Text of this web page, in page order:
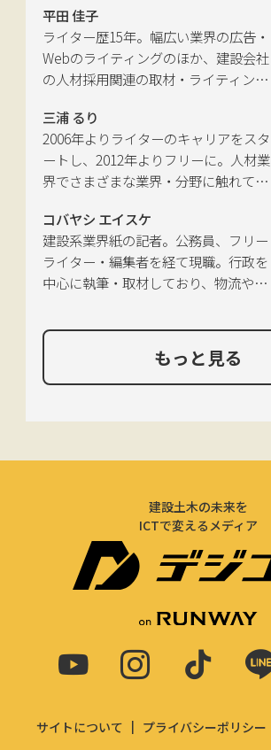
共交通部会」、「MaaS関連データ検
討会」、SIP第2期自動運転（システム
とサービスの拡張）ピアレビュー委員
会などの委員を歴任。
どの執筆を中心に、ジャンルを問わず
活動。四国にある築100年の実家をど
う生かすかが長年の悩み。
平田 佳子
ライター歴15年。幅広い業界の広告・
Webのライティングのほか、建設会社
の人材採用関連の取材・ライティング
仕事をしていたため、小さな頃から憧
れあり。
三浦 るり
2006年よりライターのキャリアをスタ
ートし、2012年よりフリーに。人材業
界でさまざまな業界・分野に触れてき
を手掛ける。現在は特に建築や不動
産、さらにはDX分野を探究中。
コバヤシ エイスケ
建設系業界紙の記者。公務員、フリー
ライター・編集者を経て現職。行政を
中心に執筆・取材しており、物流や環
もっと見る
建設土木の未来を
ICTで変えるメディア
サイトについて プライバシーポリシー